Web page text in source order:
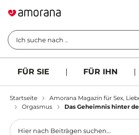
Ich suche nach ..
FÜR SIE | FÜR IHN |
Startseite
Amorana Magazin für Sex,
Orgasmus
Das Geheimnis hinter